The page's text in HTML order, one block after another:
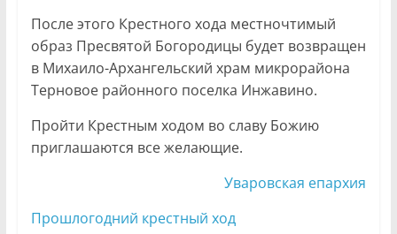
После этого Крестного хода местночтимый
образ Пресвятой Богородицы будет возвращен
в Михаило-Архангельский храм микрорайона
Терновое районного поселка Инжавино.
Пройти Крестным ходом во славу Божию
приглашаются все желающие.
Уваровская епархия
Прошлогодний крестный ход